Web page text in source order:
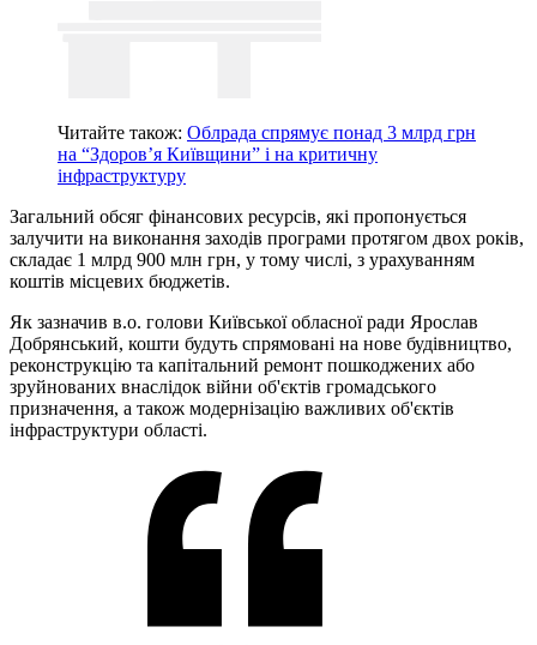
Читайте також: Облрада спрямує понад 3 млрд грн
на “Здоров’я Київщини” і на критичну
інфраструктуру
Загальний обсяг фінансових ресурсів, які пропонується
залучити на виконання заходів програми протягом двох років,
складає 1 млрд 900 млн грн, у тому числі, з урахуванням
коштів місцевих бюджетів.
Як зазначив в.о. голови Київської обласної ради Ярослав
Добрянський, кошти будуть спрямовані на нове будівництво,
реконструкцію та капітальний ремонт пошкоджених або
зруйнованих внаслідок війни об'єктів громадського
призначення, а також модернізацію важливих об'єктів
інфраструктури області.